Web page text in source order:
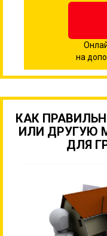
на
КАК
ИЛИ ДРУГУЮ
ДЛЯ